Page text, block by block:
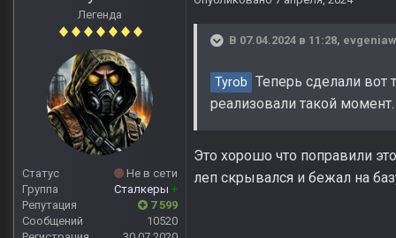
Легенда
Статус
Не в сети
Группа
Сталкеры +
Репутация
7 599
Сообщений
10520
В 07.04.2024 в 11:28,
Tyrob Теперь сделали вот
реализовали такой момент.
Это хорошо что поправили
леп скрывался и бежал на